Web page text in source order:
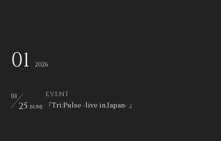
01 2026
01
25 [SUN]
EVENT
「Tri:Pulse -live in Japan- 」